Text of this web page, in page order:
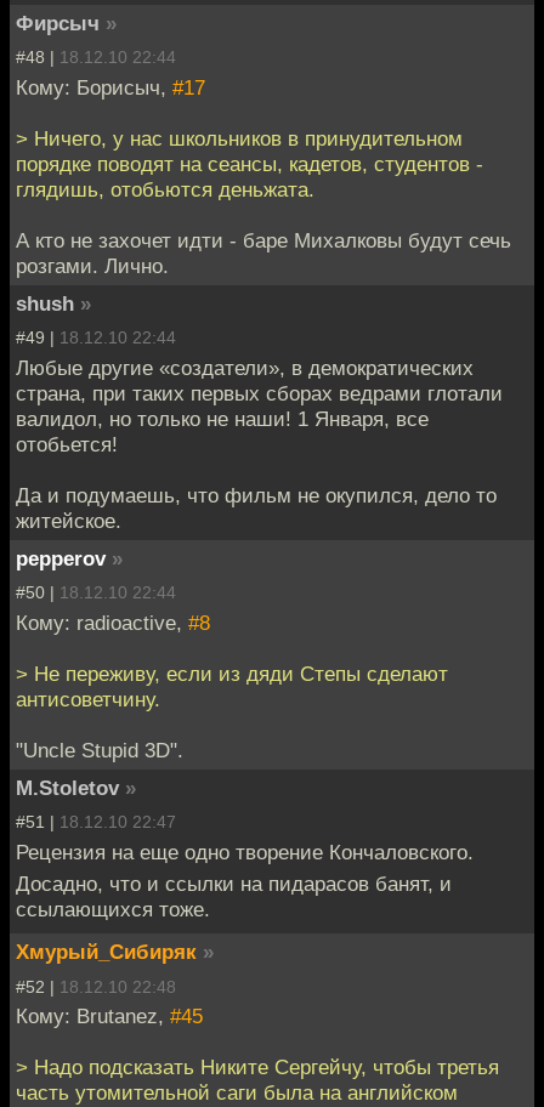
Фирсыч »
#48 | 18.12.10 22:44
Кому: Борисыч, #17
> Ничего, у нас школьников в принудительном
порядке поводят на сеансы, кадетов, студентов -
глядишь, отобьются деньжата.
А кто не захочет идти - баре Михалковы будут сечь
розгами. Лично.
shush »
#49 | 18.12.10 22:44
Любые другие «создатели», в демократических
страна, при таких первых сборах ведрами глотали
валидол, но только не наши! 1 Января, все
отобьется!
Да и подумаешь, что фильм не окупился, дело то
житейское.
pepperov »
#50 | 18.12.10 22:44
Кому: radioactive, #8
> Не переживу, если из дяди Степы сделают
антисоветчину.
"Uncle Stupid 3D".
M.Stoletov »
#51 | 18.12.10 22:47
Рецензия на еще одно творение Кончаловского.
Досадно, что и ссылки на пидарасов банят, и
ссылающихся тоже.
Хмурый_Сибиряк »
#52 | 18.12.10 22:48
Кому: Brutanez, #45
> Надо подсказать Никите Сергейчу, чтобы третья
часть утомительной саги была на английском